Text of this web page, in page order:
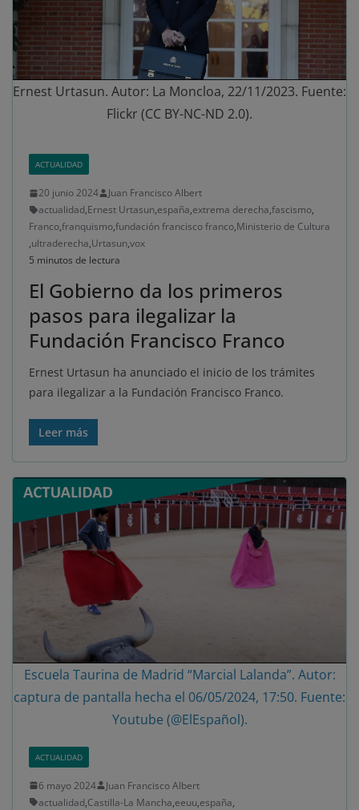
Ernest Urtasun. Autor: La Moncloa, 22/11/2023. Fuente:
Flickr (CC BY-NC-ND 2.0).
ACTUALIDAD
20 junio 2024
Juan Francisco Albert
actualidad,Ernest Urtasun,españa,extrema derecha,fascismo,
Franco,franquismo,fundación francisco franco,Ministerio de Cultura
,ultraderecha,Urtasun,vox
5 minutos de lectura
El Gobierno da los primeros
pasos para ilegalizar la
Fundación Francisco Franco
Ernest Urtasun ha anunciado el inicio de los trámites
para ilegalizar a la Fundación Francisco Franco.
Leer más
Escuela Taurina de Madrid “Marcial Lalanda”. Autor:
captura de pantalla hecha el 06/05/2024, 17:50. Fuente:
Youtube (@ElEspañol).
ACTUALIDAD
6 mayo 2024
Juan Francisco Albert
actualidad,Castilla-La Mancha,eeuu,españa,